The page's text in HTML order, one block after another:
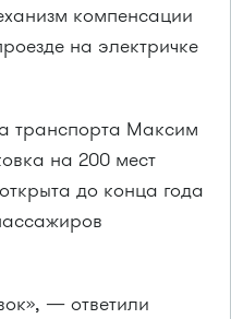
компенсации
на электричке
транспорта Максим
на 200 мест
до конца года
— ответили